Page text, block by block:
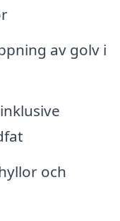
av golv i
och